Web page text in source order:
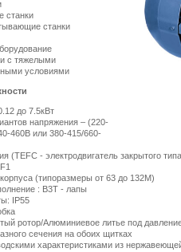
станки
станки
с тяжелыми
условиями
до 7.5кВт
напряжения – (220-
460В или 380-415/660-
(TEFC - электродвигатель закрытого
(типоразмеры от 63 до 132М)
: B3T - лапы
IP55
ротор/Алюминиевое литье под
сечения на обоих щитках
характеристиками из